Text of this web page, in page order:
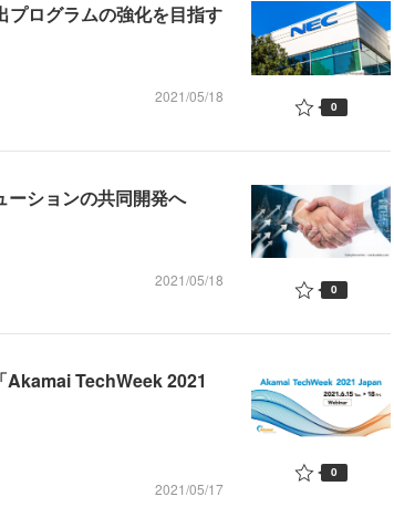
プログラムの強化を目指す
2021/05/18
0
ションの共同開発へ
2021/05/18
0
Akamai TechWeek 2021
2021/05/17
0